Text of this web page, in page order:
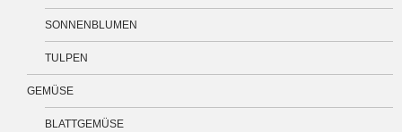
SONNENBLUMEN
TULPEN
GEMÜSE
BLATTGEMÜSE